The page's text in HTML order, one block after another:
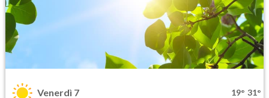
Venerdì 7 19° 31°